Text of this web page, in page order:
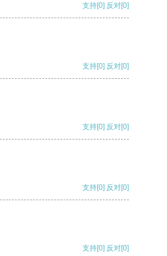
支持[0] 反对[0]
支持[0] 反对[0]
支持[0] 反对[0]
支持[0] 反对[0]
支持[0] 反对[0]